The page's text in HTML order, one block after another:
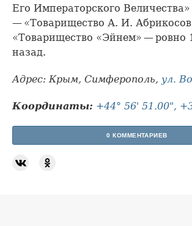
Его Императорского Величества»
— «Товарищество А. И.
«Товарищество «Эйнем» — ровно
назад.
Адрес: Крым, Симферополь, ул.
Координаты: +44° 56' 51.00",
0 КОММЕНТАРИЕВ